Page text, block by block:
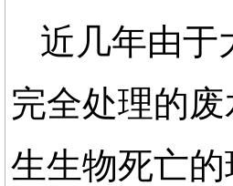
近几年由于
完全处理的
生生物死亡